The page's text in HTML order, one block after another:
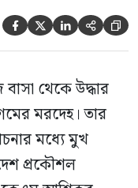
    
থেকে উদ্ধার
মরদেহ। তার
মধ্যে মুখ
প্রকৌশল